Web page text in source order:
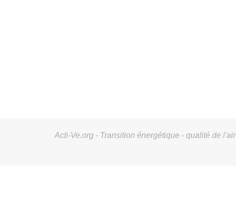
Acti-Ve.org - Transition énergétique - qualité de l'air